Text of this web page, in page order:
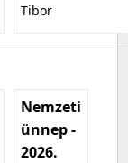
Tibor
Nemzeti
ünnep -
2026.